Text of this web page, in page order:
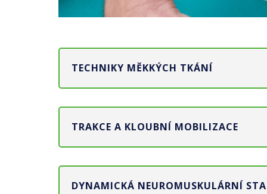
TECHNIKY MĚKKÝCH TKÁNÍ
TRAKCE A KLOUBNÍ MOBILIZACE
DYNAMICKÁ NEUROMUSKULÁRNÍ